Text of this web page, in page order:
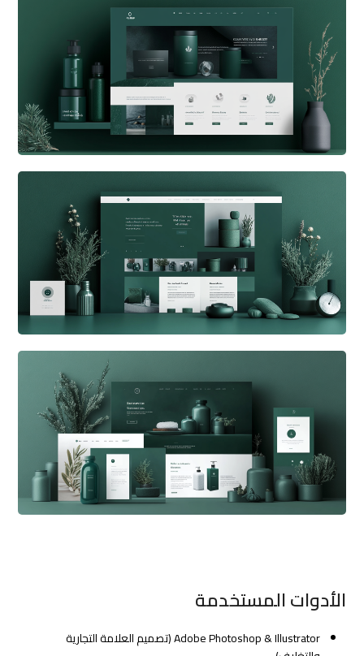
الأدوات المستخدمة
Adobe Photoshop & Illustrator (تصميم العلامة التجارية